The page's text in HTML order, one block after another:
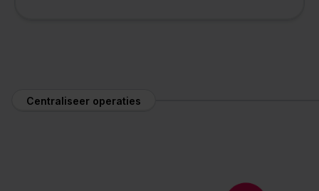
Centraliseer operaties